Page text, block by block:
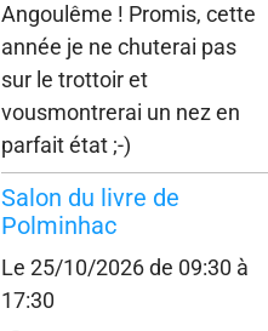
Angoulême ! Promis, cette
année je ne chuterai pas
sur le trottoir et
vousmontrerai un nez en
parfait état ;-)
Salon du livre de
Polminhac
Le 25/10/2026de 09:30 à
17:30